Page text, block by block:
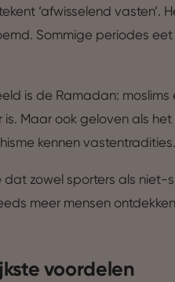
‘afwisselend vasten’.
Sommige periodes
is de Ramadan:
Maar ook geloven als
kennen vastentradities.
dat zowel sporters als niet-
meer mensen
voordelen